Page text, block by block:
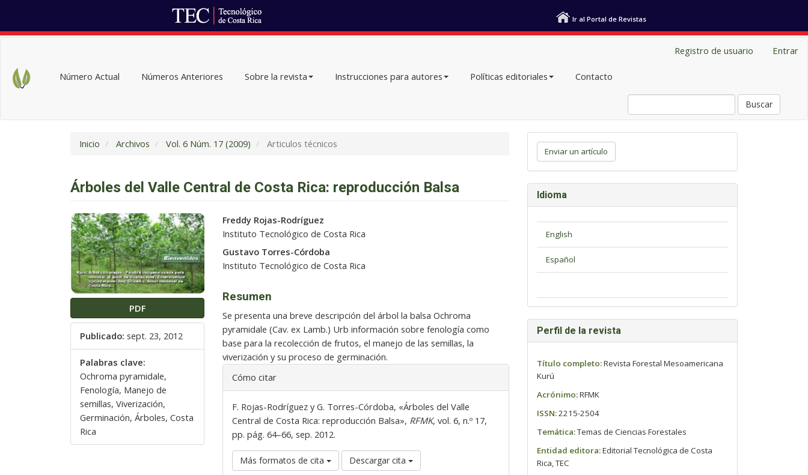
Ir al Portal de Revistas
Contenido
principal
Registro de usuario Entrar
Número Actual Números Anteriores Sobre la revista Instrucciones para autores Políticas editoriales Contacto
Buscar
Inicio Archivos Vol. 6 Núm. 17 (2009) Articulos técnicos
Árboles del Valle Central de Costa Rica: reproducción Balsa
Barra
lateral
del
artículo
PDF
Publicado: sept. 23, 2012
Palabras clave:
Ochroma pyramidale,
Fenología, Manejo de
semillas, Viverización,
Germinación, Árboles, Costa
Rica
Contenido
principal
artículo
Freddy Rojas-Rodríguez
Instituto Tecnológico de Costa Rica
Gustavo Torres-Córdoba
Instituto Tecnológico de Costa Rica
Resumen
Se presenta una breve descripción del árbol la balsa Ochroma
pyramidale (Cav. ex Lamb.) Urb información sobre fenología como
base para la recolección de frutos, el manejo de las semillas, la
viverización y su proceso de germinación.
Detalles
del
artículo
Cómo citar
F. Rojas-Rodríguez y G. Torres-Córdoba, «Árboles del Valle
Central de Costa Rica: reproducción Balsa», RFMK, vol. 6, n.º 17,
pp. pág. 64–66, sep. 2012.
Más formatos de cita Descargar cita
Enviar
un
artículo
Enviar un artículo
Idioma
Perfil de la revista
Título completo:Revista Forestal Mesoamericana
Kurú
Acrónimo:RFMK
ISSN:2215-2504
Temática:Temas de Ciencias Forestales
Entidad editora:Editorial Tecnológica de Costa
Rica, TEC